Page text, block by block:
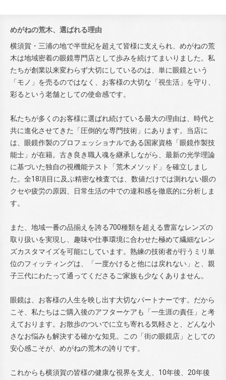
めがねの荒木、選ばれる理由
横須賀・三浦の地で半世紀を超えて皆様に支えられ、めがねの荒
木は地域密着の眼鏡専門店として歩みを続けてまいりました。私
たちが創業以来変わらず大切にしているのは、単に眼鏡という
「モノ」を売るのではなく、お客様の大切な「視生活」を守り、
彩るという老舗としての使命感です。
私たちが多くのお客様に選ばれ続けている最大の理由は、時代と
共に進化させてきた「圧倒的な専門技術」にあります。当店に
は、眼鏡作製のプロフェッショナルである国家資格「眼鏡作製技
能士」が在籍。古き良き職人魂を継承しながら、最新の光学理論
に基づいた独自の視機能テスト「荒木メソッド」を確立しまし
た。全18項目に及ぶ精密な検査では、数値だけでは測れない眼の
クセや疲労の原因、日常生活の中での違和感を徹底的に分析しま
す。
また、地域一番の品揃えを誇る700種類を超える豊富なレンズの
取り扱いを実現し、趣味や仕事環境に合わせた極めて繊細なレン
ズカスタマイズを可能にしています。熟練の技術者が行うミリ単
位のフィッティングは、「一度かけると他には戻れない」と、親
子三代にわたって通ってくださるご家族も少なくありません。
眼鏡は、お客様の人生を映し出す大切なパートナーです。だから
こそ、私たちはご購入後のアフターケアも「一生涯の責任」と考
えております。お散歩のついでに立ち寄れる気軽さと、どんな小
さなお悩みも解決する確かな知見。この「街の眼鏡店」としての
安心感こそが、めがねの荒木の誇りです。
これからも横須賀の皆様の健康な視界を支え、10年後、20年後